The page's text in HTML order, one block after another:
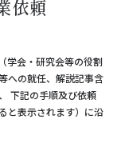
依頼
学会・研究会等の役割
への就任、解説記事含
下記の手順及び依頼
と表示されます）に沿